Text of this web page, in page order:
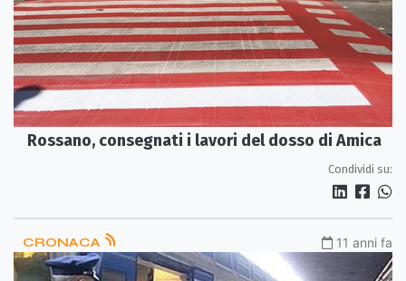
Rossano, consegnati i lavori del dosso di Amica
Condividi su:
CRONACA 11 anni fa